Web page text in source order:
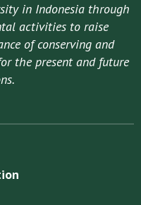
in Indonesia through
activities to raise
of conserving and
the present and future